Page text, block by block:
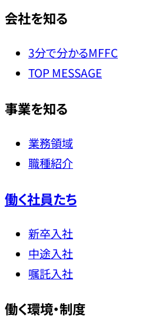
会社を知る
3分で分かるMFFC
TOP MESSAGE
事業を知る
業務領域
職種紹介
働く社員たち
新卒入社
中途入社
嘱託入社
働く環境・制度